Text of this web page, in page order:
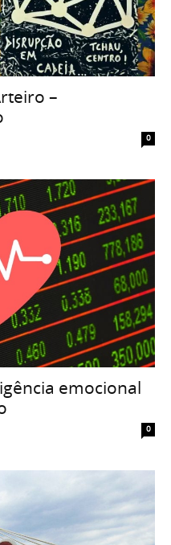
–
0
emocional
0